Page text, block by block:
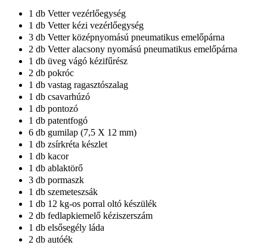
1 db Vetter vezérlőegység
1 db Vetter kézi vezérlőegység
3 db Vetter középnyomású pneumatikus emelőpárna
2 db Vetter alacsony nyomású pneumatikus emelőpárna
1 db üveg vágó kézifűrész
2 db pokróc
1 db vastag ragasztószalag
1 db csavarhúzó
1 db pontozó
1 db patentfogó
6 db gumilap (7,5 X 12 mm)
1 db zsírkréta készlet
1 db kacor
1 db ablaktörő
3 db pormaszk
1 db szemeteszsák
1 db 12 kg-os porral oltó készülék
2 db fedlapkiemelő kéziszerszám
1 db elsősegély láda
2 db autóék